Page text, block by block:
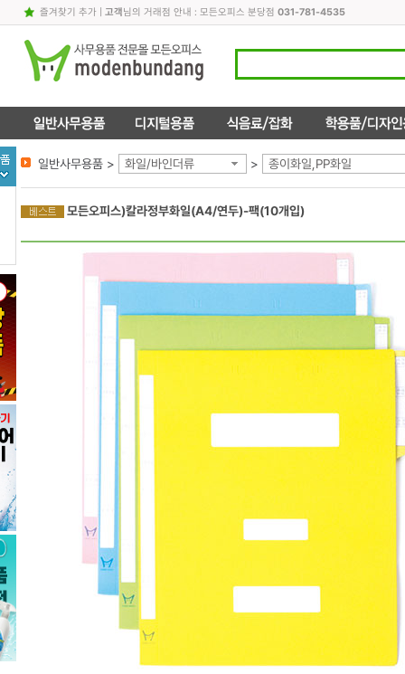
즐겨찾기 추가| 고객님의 거래점 안내 : 모든오피스 분당점 031-781-4535
일반사무용품 > 화일/바인더류 > 종이화일,PP화일
모든오피스)칼라정부화일(A4/연두)-팩(10개입)